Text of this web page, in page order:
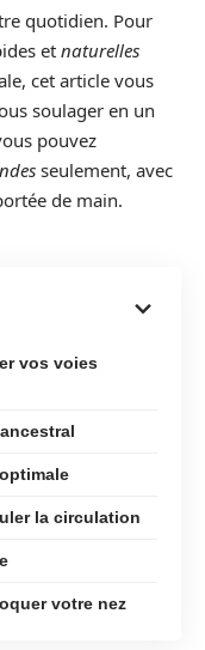
quotidien. Pour
et naturelles
cet article vous
soulager en un
pouvez
seulement, avec
de main.
vos voies
la circulation
votre nez